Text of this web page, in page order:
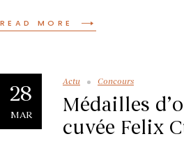
READ MORE
28
MAR
Actu Concours
Médailles
cuvée Felix